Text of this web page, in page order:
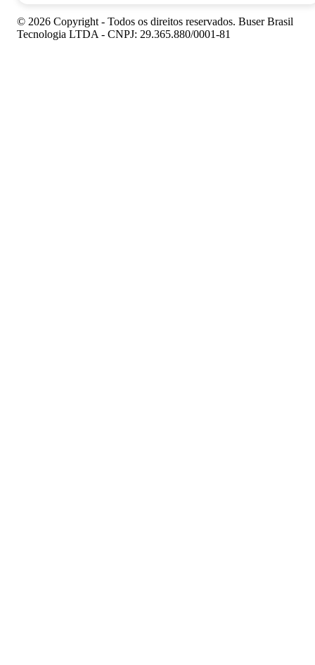
© 2026 Copyright - Todos os direitos reservados. Buser Brasil
Tecnologia LTDA - CNPJ: 29.365.880/0001-81